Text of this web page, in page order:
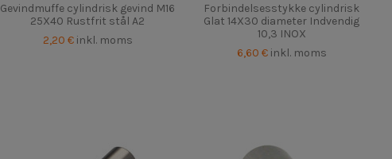
Gevindmuffe cylindrisk gevind M16
25X40 Rustfrit stål A2
2,20 € inkl. moms
Forbindelsesstykke cylindrisk
Glat 14X30 diameter Indvendig
10,3 INOX
6,60 € inkl. moms